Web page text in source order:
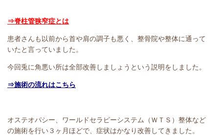
⇒脊柱管狭窄症とは
患者さんも以前から首や肩の調子も悪く、整骨院や整体に通って
いたと言っていました。
今回兎に角悪い所は全部改善しましょうという説明をしました。
⇒施術の流れはこちら
オステオパシー、ワールドセラピーシステム（ＷＴＳ）整体など
の施術を行い３ヶ月ほどで、症状はかなり改善してきました。